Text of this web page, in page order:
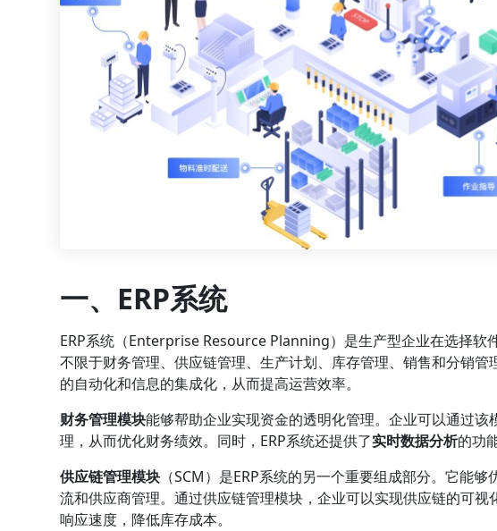
一、ERP系统
ERP系统（Enterprise Resource Planning）是生产型企业在选择软
不限于财务管理、供应链管理、生产计划、库存管理、销售和分销管
的自动化和信息的集成化，从而提高运营效率。
财务管理模块能够帮助企业实现资金的透明化管理。企业可以通过
理，从而优化财务绩效。同时，ERP系统还提供了实时数据分析的功
供应链管理模块 （SCM）是ERP系统的另一个重要组成部分。它能
流和供应商管理。通过供应链管理模块，企业可以实现供应链的可
响应速度，降低库存成本。